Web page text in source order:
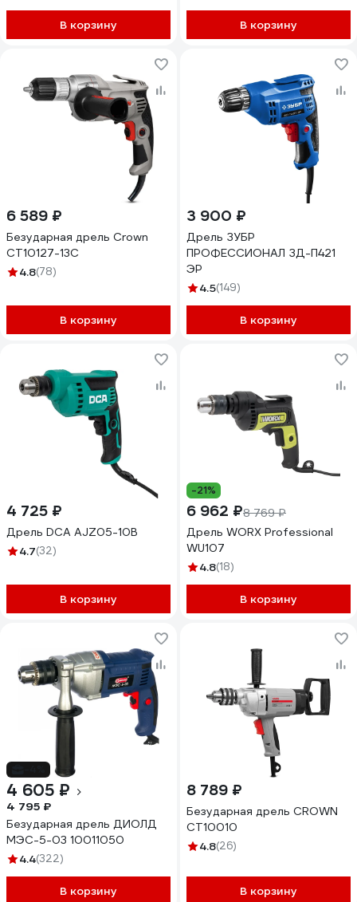
В корзину В корзину
6 589 ₽
Безударная дрель Crown
CT10127-13C
4.8(78)
В корзину
3 900 ₽
Дрель ЗУБР
ПРОФЕССИОНАЛ ЗД-П421
ЭР
4.5(149)
В корзину
4 725 ₽
Дрель DCA AJZ05-10B
4.7(32)
В корзину
-21%
6 962 ₽8 769 ₽
Дрель WORX Professional
WU107
4.8(18)
В корзину
4 605 ₽
4 795 ₽
Безударная дрель ДИОЛД
МЭС-5-03 10011050
4.4(322)
В корзину
8 789 ₽
Безударная дрель CROWN
CT10010
4.8(26)
В корзину